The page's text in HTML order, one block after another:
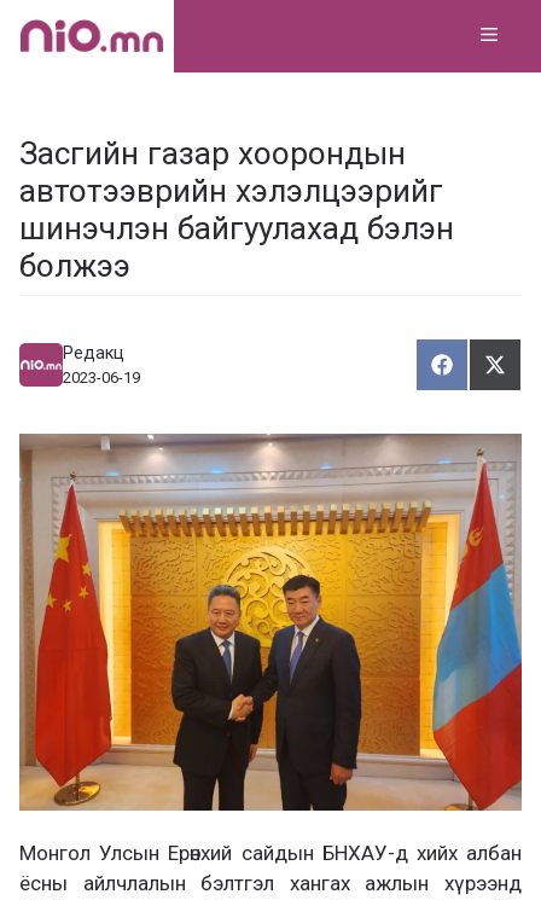
Skip
Засгийн газар хоорондын
автотээврийн хэлэлцээрийг
шинэчлэн байгуулахад бэлэн
болжээ
Редакц
2023-06-19
Х
у
а
а
л
ц
а
Т
ү
э
э
х
Монгол Улсын Ерөнхий сайдын БНХАУ-д хийх албан
ёсны айлчлалын бэлтгэл хангах ажлын хүрээнд